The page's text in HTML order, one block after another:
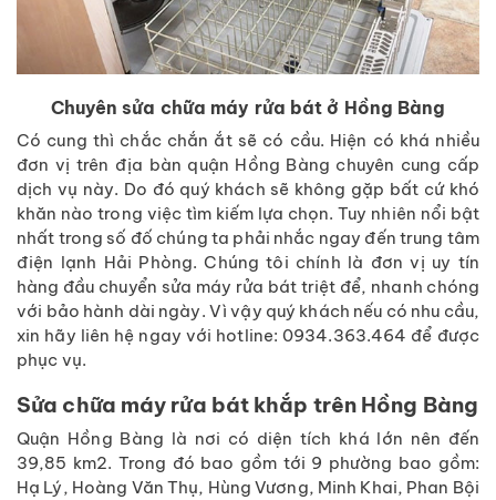
Chuyên sửa chữa máy rửa bát ở Hồng Bàng
Có cung thì chắc chắn ắt sẽ có cầu. Hiện có khá nhiều
đơn vị trên địa bàn quận Hồng Bàng chuyên cung cấp
dịch vụ này. Do đó quý khách sẽ không gặp bất cứ khó
khăn nào trong việc tìm kiếm lựa chọn. Tuy nhiên nổi bật
nhất trong số đố chúng ta phải nhắc ngay đến trung tâm
điện lạnh Hải Phòng. Chúng tôi chính là đơn vị uy tín
hàng đầu chuyển sửa máy rửa bát triệt để, nhanh chóng
với bảo hành dài ngày. Vì vậy quý khách nếu có nhu cầu,
xin hãy liên hệ ngay với hotline: 0934.363.464 để được
phục vụ.
Sửa chữa máy rửa bát khắp trên Hồng Bàng
Quận Hồng Bàng là nơi có diện tích khá lớn nên đến
39,85 km2. Trong đó bao gồm tới 9 phường bao gồm:
Hạ Lý, Hoàng Văn Thụ, Hùng Vương, Minh Khai, Phan Bội